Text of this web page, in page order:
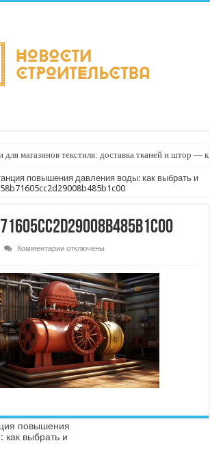
для магазинов текстиля: доставка тканей и штор —
повышения давления воды: как выбрать и
Комментариикотключены
повышения
как выбрать и